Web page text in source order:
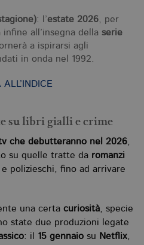
: l’estate 2026, per
all’insegna della serie
a ispirarsi agli
in onda nel 1992.
ALL’INDICE
su libri gialli e crime
che debutteranno nel 2026,
su quelle tratte da romanzi
polizieschi, fino ad arrivare
una certa curiosità, specie
state due produzioni legate
: il 15 gennaio su Netflix,
Scadenza
Descrizione